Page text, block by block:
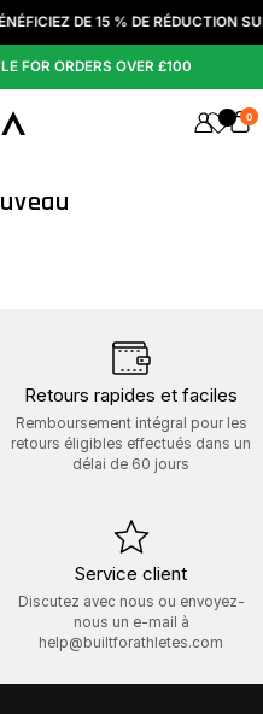
DE 15 % DE RÉDUCTION
FOR ORDERS OVER £100
0
Retours rapides et faciles
Remboursement intégral pour les
retours éligibles effectués dans un
délai de 60 jours
Service client
Discutez avec nous ou envoyez-
nous un e-mail à
help@builtforathletes.com